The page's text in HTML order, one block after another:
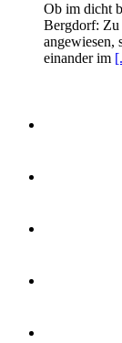
Ob im dicht
Bergdorf: Zu
angewiesen,
einander im